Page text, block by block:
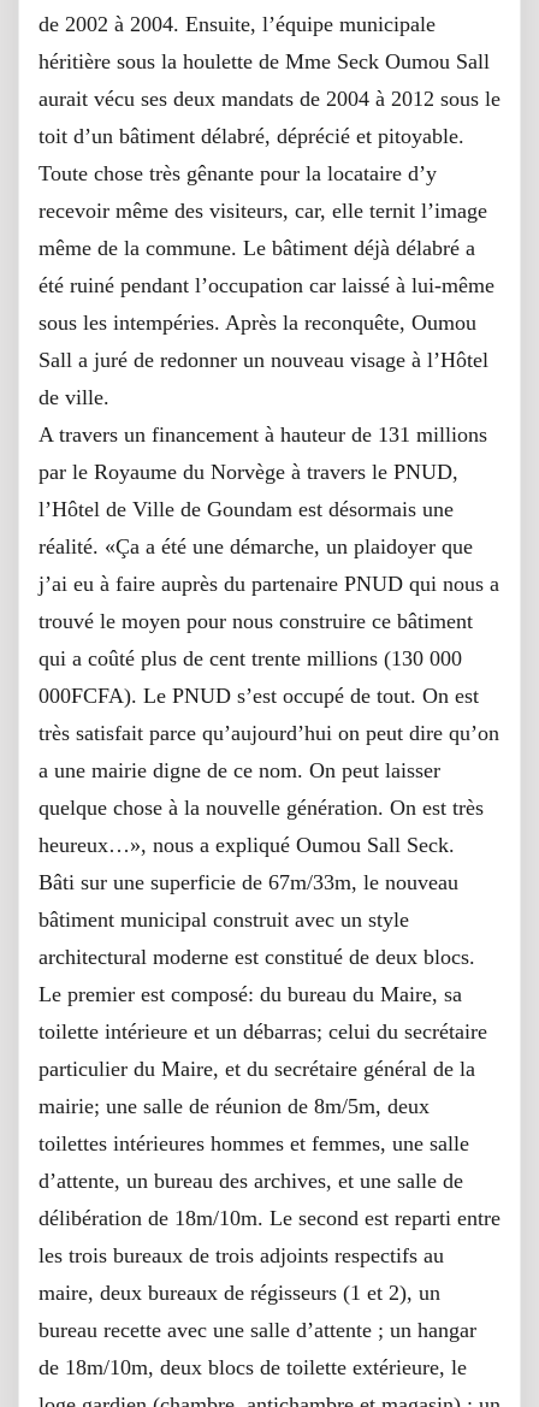
de 2002 à 2004. Ensuite, l’équipe municipale
héritière sous la houlette de Mme Seck Oumou Sall
aurait vécu ses deux mandats de 2004 à 2012 sous le
toit d’un bâtiment délabré, déprécié et pitoyable.
Toute chose très gênante pour la locataire d’y
recevoir même des visiteurs, car, elle ternit l’image
même de la commune. Le bâtiment déjà délabré a
été ruiné pendant l’occupation car laissé à lui-même
sous les intempéries. Après la reconquête, Oumou
Sall a juré de redonner un nouveau visage à l’Hôtel
de ville.
A travers un financement à hauteur de 131 millions
par le Royaume du Norvège à travers le PNUD,
l’Hôtel de Ville de Goundam est désormais une
réalité. «Ça a été une démarche, un plaidoyer que
j’ai eu à faire auprès du partenaire PNUD qui nous a
trouvé le moyen pour nous construire ce bâtiment
qui a coûté plus de cent trente millions (130 000
000FCFA). Le PNUD s’est occupé de tout. On est
très satisfait parce qu’aujourd’hui on peut dire qu’on
a une mairie digne de ce nom. On peut laisser
quelque chose à la nouvelle génération. On est très
heureux…», nous a expliqué Oumou Sall Seck.
Bâti sur une superficie de 67m/33m, le nouveau
bâtiment municipal construit avec un style
architectural moderne est constitué de deux blocs.
Le premier est composé: du bureau du Maire, sa
toilette intérieure et un débarras; celui du secrétaire
particulier du Maire, et du secrétaire général de la
mairie; une salle de réunion de 8m/5m, deux
toilettes intérieures hommes et femmes, une salle
d’attente, un bureau des archives, et une salle de
délibération de 18m/10m. Le second est reparti entre
les trois bureaux de trois adjoints respectifs au
maire, deux bureaux de régisseurs (1 et 2), un
bureau recette avec une salle d’attente ; un hangar
de 18m/10m, deux blocs de toilette extérieure, le